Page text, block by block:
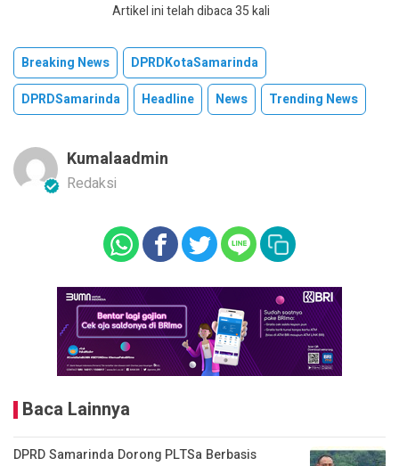
Artikel ini telah dibaca 35 kali
Breaking News
DPRDKotaSamarinda
DPRDSamarinda
Headline News Trending News
Kumalaadmin
Redaksi
Baca Lainnya
DPRD Samarinda Dorong PLTSa Berbasis